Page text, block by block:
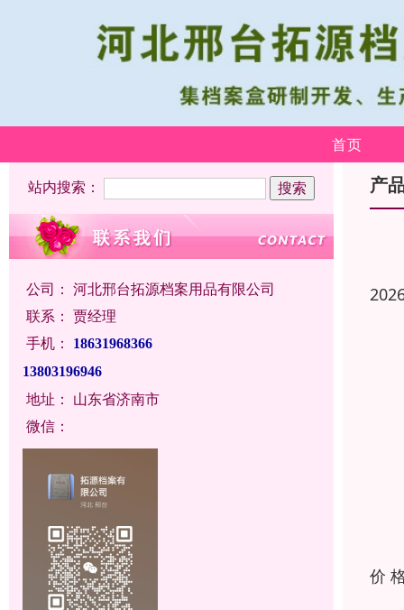
首页
站内搜索：
公司： 河北邢台拓源档案用品有限公司
联系： 贾经理
手机：
18631968366
13803196946
地址： 山东省济南市
微信：
产
价